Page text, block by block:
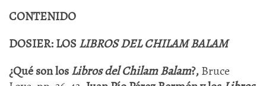
CONTENIDO
DOSIER: LOS LIBROS DEL CHILAM BALAM
¿Qué son losLibros del Chilam Balam?,Bruce